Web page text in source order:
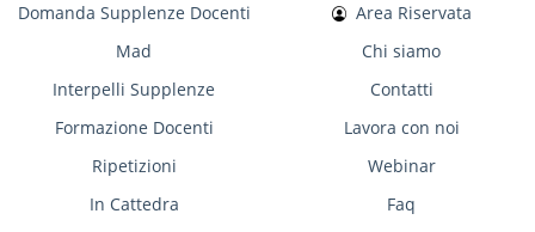
Domanda Supplenze Docenti
Mad
Interpelli Supplenze
Formazione Docenti
Ripetizioni
In Cattedra
Area Riservata
Chi siamo
Contatti
Lavora con noi
Webinar
Faq